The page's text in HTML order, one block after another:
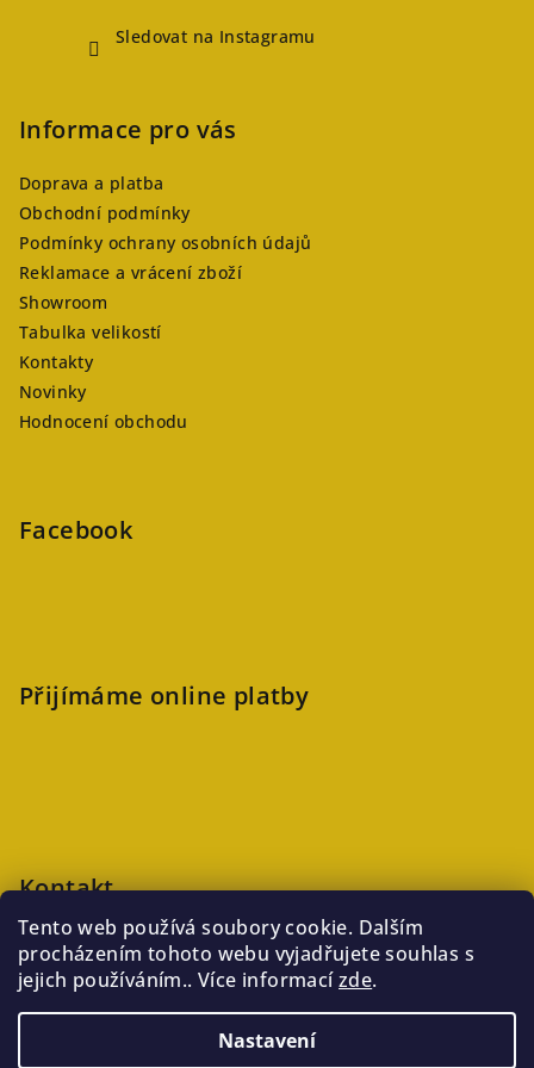
Tento web používá soubory cookie. Dalším
procházením tohoto webu vyjadřujete souhlas s
jejich používáním.. Více informacízde.
Nastavení
Sledovat na Instagramu
Informace pro vás
Doprava a platba
Obchodní podmínky
Podmínky ochrany osobních údajů
Reklamace a vrácení zboží
Showroom
Tabulka velikostí
Kontakty
Novinky
Hodnocení obchodu
Facebook
Přijímáme online platby
Kontakt
veronika @kaftanlicious.cz
+420723126237